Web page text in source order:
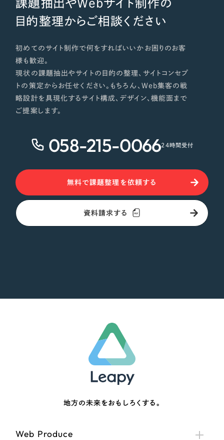
課題抽出やWebサイト制作の
目的整理からご相談ください
初めてのサイト制作で何をすればいいかお困りのお客
様も歓迎。
現状の課題抽出やサイトの目的の整理、サイトコンセプ
トの策定からお任せください。もちろん、Web集客の戦
略設計を具現化するサイト構成、デザイン、機能面まで
ご提案します。
058-215-006624時間受付
無料で課題整理を依頼する
資料請求する
地方の未来をおもしろくする。
Web Produce